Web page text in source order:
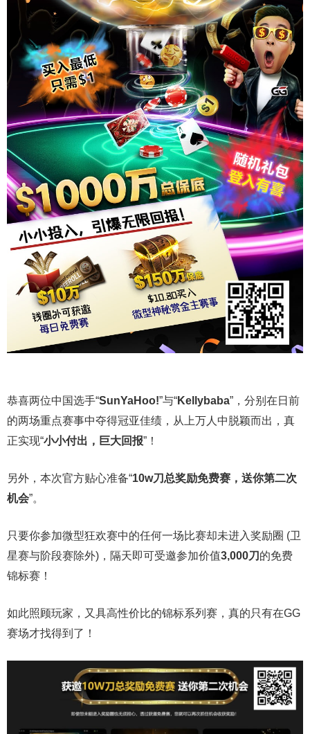
恭喜两位中国选手“SunYaHoo!”与“Kellybaba”，分别在日前
的两场重点赛事中夺得冠亚佳绩，从上万人中脱颖而出，真
正实现“小小付出，巨大回报”！
另外，本次官方贴心准备“10w刀 总奖励免费赛，送你第二次
机会”。
只要你参加微型狂欢赛中的任何一场比赛却未进入奖励圈 (卫
星赛与阶段赛除外)，隔天即可受邀参加价值3,000刀 的免费
锦标赛！
如此照顾玩家，又具高性价比的锦标系列赛，真的只有在GG
赛场才找得到了！